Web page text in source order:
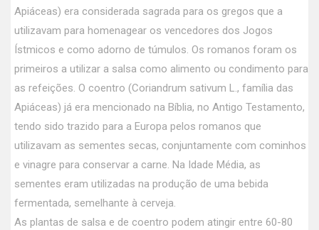
Apiáceas) era considerada sagrada para os gregos que a
utilizavam para homenagear os vencedores dos Jogos
Ístmicos e como adorno de túmulos. Os romanos foram os
primeiros a utilizar a salsa como alimento ou condimento para
as refeições. O coentro (Coriandrum sativum L., família das
Apiáceas) já era mencionado na Bíblia, no Antigo Testamento,
tendo sido trazido para a Europa pelos romanos que
utilizavam as sementes secas, conjuntamente com cominhos
e vinagre para conservar a carne. Na Idade Média, as
sementes eram utilizadas na produção de uma bebida
fermentada, semelhante à cerveja.
As plantas de salsa e de coentro podem atingir entre 60-80